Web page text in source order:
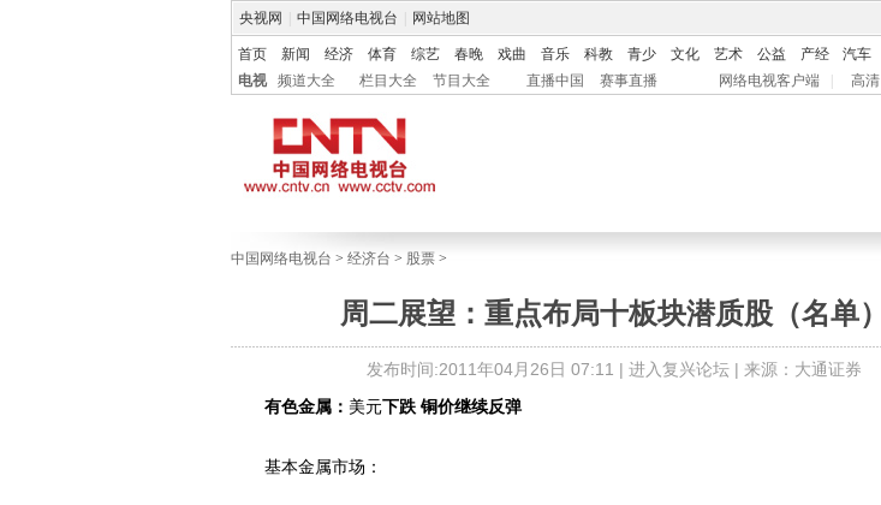
央视网 中国网络电视台 网站地图
首页 新闻 经济 体育 综艺 春晚 戏曲 音乐 科教 青少 文化 艺术 公益 产经 汽车
电视
频道大全 栏目大全 节目大全 直播中国 赛事直播 网络电视客户端 高清
中国网络电视台 > 经济台 > 股票 >
周二展望：重点布局十板块潜质股（名单）
发布时间:2011年04月26日 07:11 | 进入复兴论坛| 来源：大通证券
有色金属： 美元下跌 铜价继续反弹
基本金属市场：